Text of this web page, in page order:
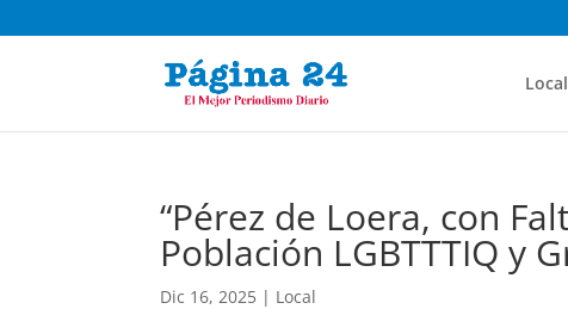
Local
“Pérez de Loera, con
Población LGBTTTIQ y
Dic 16, 2025 | Local